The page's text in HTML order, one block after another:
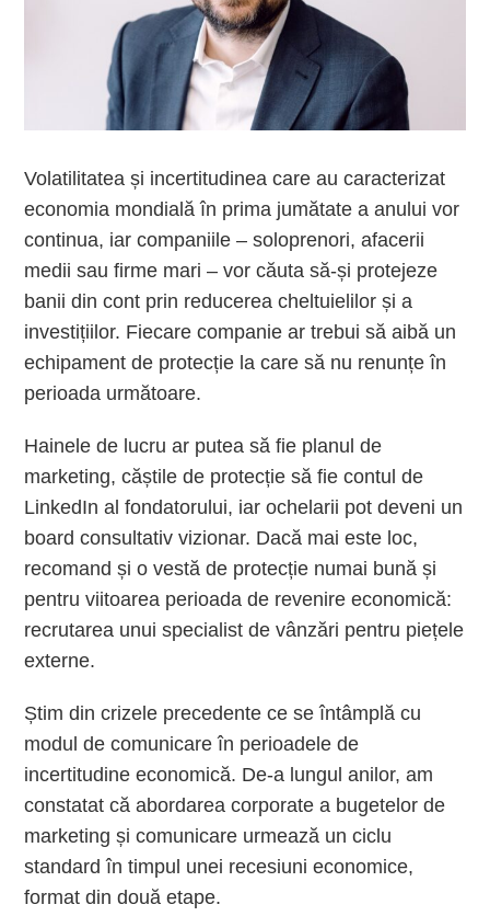
Volatilitatea și incertitudinea care au caracterizat
economia mondială în prima jumătate a anului vor
continua, iar companiile – soloprenori, afacerii
medii sau firme mari – vor căuta să-și protejeze
banii din cont prin reducerea cheltuielilor și a
investițiilor. Fiecare companie ar trebui să aibă un
echipament de protecție la care să nu renunțe în
perioada următoare.
Hainele de lucru ar putea să fie planul de
marketing, căștile de protecție să fie contul de
LinkedIn al fondatorului, iar ochelarii pot deveni un
board consultativ vizionar. Dacă mai este loc,
recomand și o vestă de protecție numai bună și
pentru viitoarea perioada de revenire economică:
recrutarea unui specialist de vânzări pentru piețele
externe.
Știm din crizele precedente ce se întâmplă cu
modul de comunicare în perioadele de
incertitudine economică. De-a lungul anilor, am
constatat că abordarea corporate a bugetelor de
marketing și comunicare urmează un ciclu
standard în timpul unei recesiuni economice,
format din două etape.